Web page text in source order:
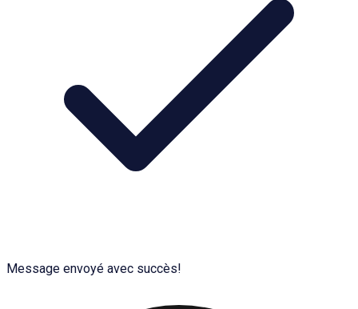
Message envoyé avec succès!